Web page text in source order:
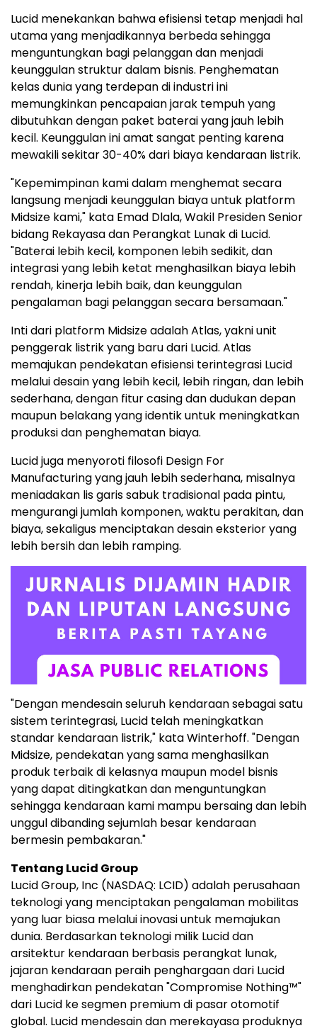
Lucid menekankan bahwa efisiensi tetap menjadi hal
utama yang menjadikannya berbeda sehingga
menguntungkan bagi pelanggan dan menjadi
keunggulan struktur dalam bisnis. Penghematan
kelas dunia yang terdepan di industri ini
memungkinkan pencapaian jarak tempuh yang
dibutuhkan dengan paket baterai yang jauh lebih
kecil. Keunggulan ini amat sangat penting karena
mewakili sekitar 30-40% dari biaya kendaraan listrik.
"Kepemimpinan kami dalam menghemat secara
langsung menjadi keunggulan biaya untuk platform
Midsize kami," kata Emad Dlala, Wakil Presiden Senior
bidang Rekayasa dan Perangkat Lunak di Lucid.
"Baterai lebih kecil, komponen lebih sedikit, dan
integrasi yang lebih ketat menghasilkan biaya lebih
rendah, kinerja lebih baik, dan keunggulan
pengalaman bagi pelanggan secara bersamaan."
Inti dari platform Midsize adalah Atlas, yakni unit
penggerak listrik yang baru dari Lucid. Atlas
memajukan pendekatan efisiensi terintegrasi Lucid
melalui desain yang lebih kecil, lebih ringan, dan lebih
sederhana, dengan fitur casing dan dudukan depan
maupun belakang yang identik untuk meningkatkan
produksi dan penghematan biaya.
Lucid juga menyoroti filosofi Design For
Manufacturing yang jauh lebih sederhana, misalnya
meniadakan lis garis sabuk tradisional pada pintu,
mengurangi jumlah komponen, waktu perakitan, dan
biaya, sekaligus menciptakan desain eksterior yang
lebih bersih dan lebih ramping.
"Dengan mendesain seluruh kendaraan sebagai satu
sistem terintegrasi, Lucid telah meningkatkan
standar kendaraan listrik," kata Winterhoff. "Dengan
Midsize, pendekatan yang sama menghasilkan
produk terbaik di kelasnya maupun model bisnis
yang dapat ditingkatkan dan menguntungkan
sehingga kendaraan kami mampu bersaing dan lebih
unggul dibanding sejumlah besar kendaraan
bermesin pembakaran."
Tentang Lucid Group
Lucid Group, Inc (NASDAQ: LCID) adalah perusahaan
teknologi yang menciptakan pengalaman mobilitas
yang luar biasa melalui inovasi untuk memajukan
dunia. Berdasarkan teknologi milik Lucid dan
arsitektur kendaraan berbasis perangkat lunak,
jajaran kendaraan peraih penghargaan dari Lucid
menghadirkan pendekatan "Compromise Nothing™"
dari Lucid ke segmen premium di pasar otomotif
global. Lucid mendesain dan merekayasa produknya